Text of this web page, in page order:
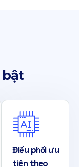
bật
Điều phối ưu
tiên theo